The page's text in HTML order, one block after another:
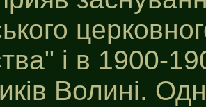
і в 1900-
Волині.